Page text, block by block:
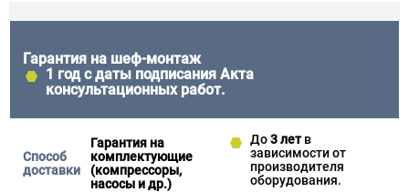
Гарантия на шеф-монтаж
1 годс даты подписания Акта
консультационных работ.
Гарантия на
комплектующие
(компрессоры,
насосы и др.)
До3 летв
зависимости от
производителя
оборудования.